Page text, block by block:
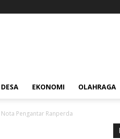
EKONOMI OLAHRAGA
Pengantar Ranperda